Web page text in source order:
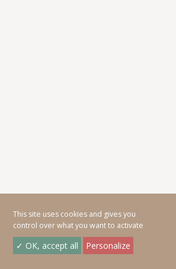
This site uses cookies and gives you
control over what you want to activate
✓ OK, accept all Personalize